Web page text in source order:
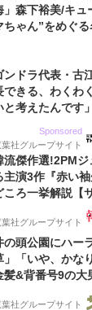
」森下裕美/キュ
ちゃん”をめぐ
ンドラ代表・古
できる、わくわ
と考えたんです
Sponsored
葉社グループサイト
流傑作選!2PM
主演3作『赤い
ころ一挙解説【
葉社グループサイト
の頭公園にハー
」「いや、かな
髪&背番号9の大
ー”映像が話題!「
葉社グループサイト